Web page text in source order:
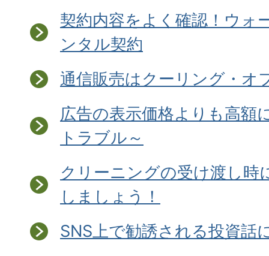
契約内容をよく確認！ウォ
ンタル契約
通信販売はクーリング・オ
広告の表示価格よりも高額
トラブル～
クリーニングの受け渡し時
しましょう！
SNS上で勧誘される投資話